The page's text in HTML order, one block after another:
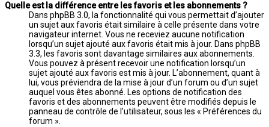
Quelle est la différence entre les favoris et les abonnements ?
Dans phpBB 3.0, la fonctionnalité qui vous permettait d’ajouter
un sujet aux favoris était similaire à celle présente dans votre
navigateur internet. Vous ne receviez aucune notification
lorsqu’un sujet ajouté aux favoris était mis à jour. Dans phpBB
3.3, les favoris sont davantage similaires aux abonnements.
Vous pouvez à présent recevoir une notification lorsqu’un
sujet ajouté aux favoris est mis à jour. L’abonnement, quant à
lui, vous préviendra de la mise à jour d’un forum ou d’un sujet
auquel vous êtes abonné. Les options de notification des
favoris et des abonnements peuvent être modifiés depuis le
panneau de contrôle de l’utilisateur, sous les « Préférences du
forum ».